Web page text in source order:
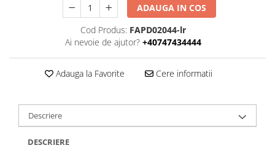
ADAUGA IN COS
Cod Produs: FAPD02044-lr
Ai nevoie de ajutor? +40747434444
Adauga la Favorite Cere informatii
Descriere
DESCRIERE